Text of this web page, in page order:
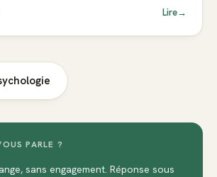
Lire→
PARLE ?
sans engagement. Réponse sous